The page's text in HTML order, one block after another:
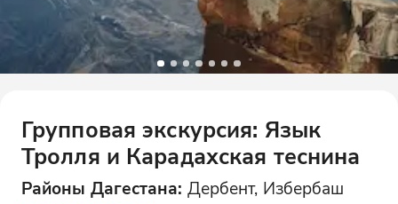
Групповая экскурсия: Язык
Тролля и Карадахская теснина
Районы Дагестана: Дербент, Избербаш